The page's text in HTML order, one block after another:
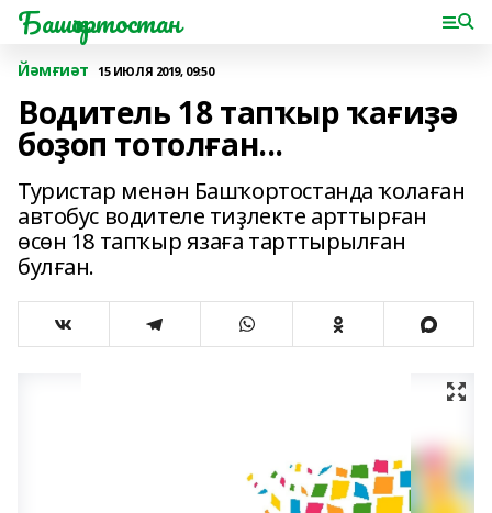
Башҡортостан
Йәмғиәт 15 ИЮЛЯ 2019, 09:50
Водитель 18 тапҡыр ҡағиҙә
боҙоп тотолған...
Туристар менән Башҡортостанда ҡолаған
автобус водителе тиҙлекте арттырған
өсөн 18 тапҡыр язаға тарттырылған
булған.